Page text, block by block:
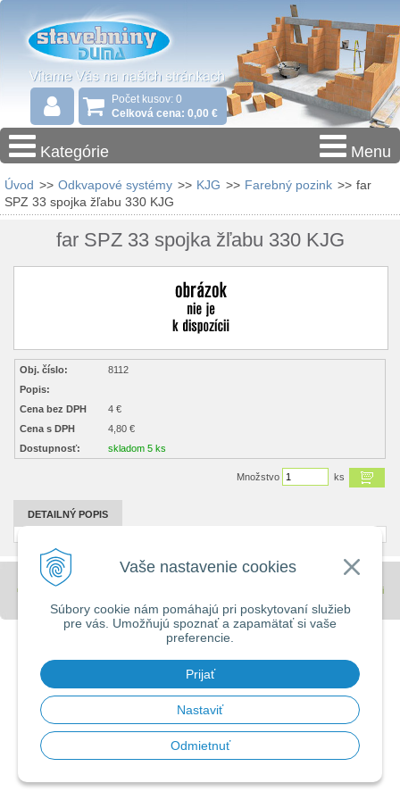
Vaše nastavenie cookies
Súbory cookie nám pomáhajú pri poskytovaní služieb
pre vás. Umožňujú spoznať a zapamätať si vaše
preferencie.
Prijať
Nastaviť
Odmietnuť
Počet kusov: 0
Celková cena: 0,00 €
Kategórie Menu
Úvod >> Odkvapové systémy >> KJG >> Farebný pozink >> far
SPZ 33 spojka žľabu 330 KJG
far SPZ 33 spojka žľabu 330 KJG
Obj. číslo:
8112
Popis:
Cena bez DPH
4 €
Cena s DPH
4,80 €
Dostupnosť:
skladom 5 ks
Množstvo ks
DETAILNÝ POPIS
© 2026 Stavebniny - DUMA •
spoločnosti
WEBYGROUP